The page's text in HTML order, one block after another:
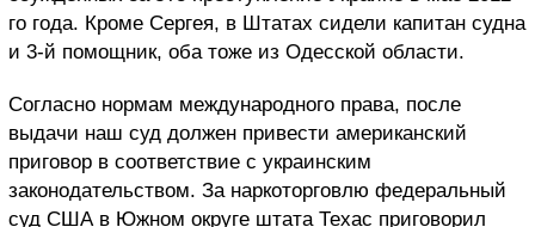
го года. Кроме Сергея, в Штатах сидели капитан судна
и 3-й помощник, оба тоже из Одесской области.
Согласно нормам международного права, после
выдачи наш суд должен привести американский
приговор в соответствие с украинским
законодательством. За наркоторговлю федеральный
суд США в Южном округе штата Техас приговорил